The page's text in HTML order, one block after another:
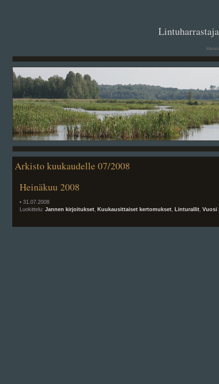
Arkisto kuukaudelle 07/2008
Heinäkuu 2008
• 31.07.2008
Luokittelu: Jannen kirjoitukset Kuukausittaiset kertomukset Linturallit Vuosi